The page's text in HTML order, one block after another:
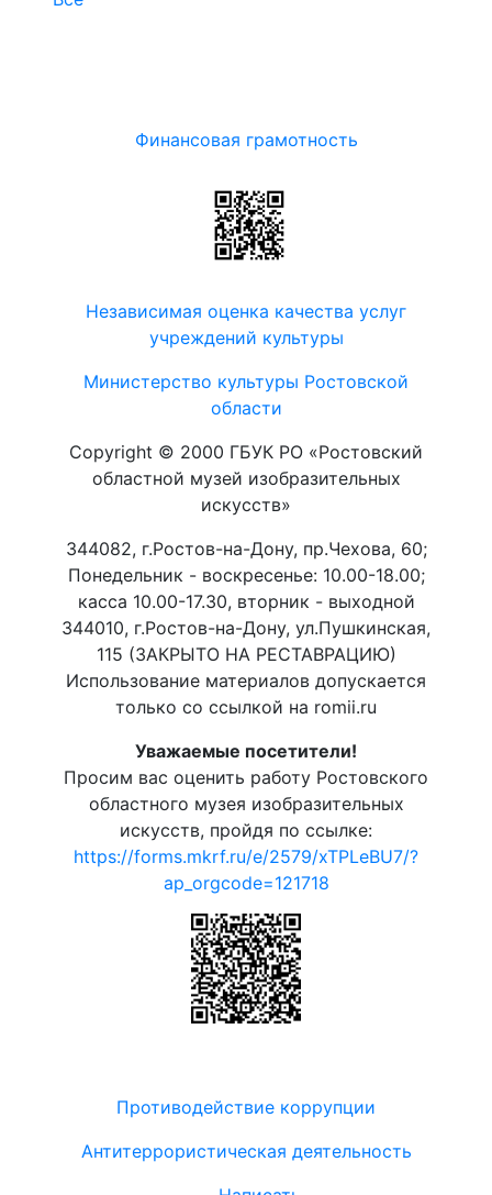
Финансовая грамотность
Независимая оценка качества услуг
учреждений культуры
Министерство культуры Ростовской
области
Copyright © 2000 ГБУК РО «Ростовский
областной музей изобразительных
искусств»
344082, г.Ростов-на-Дону, пр.Чехова, 60;
Понедельник - воскресенье: 10.00-18.00;
касса 10.00-17.30, вторник - выходной
344010, г.Ростов-на-Дону, ул.Пушкинская,
115 (ЗАКРЫТО НА РЕСТАВРАЦИЮ)
Использование материалов допускается
только со ссылкой на romii.ru
Уважаемые посетители!
Просим вас оценить работу Ростовского
областного музея изобразительных
искусств, пройдя по ссылке:
https://forms.mkrf.ru/e/2579/xTPLeBU7/?
ap_orgcode=121718
Противодействие коррупции
Антитеррористическая деятельность